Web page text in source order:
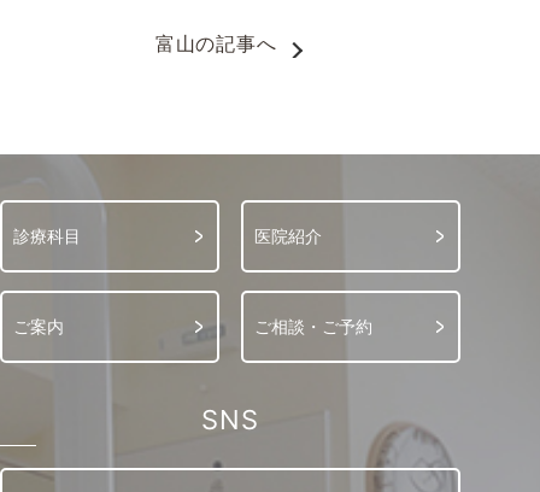
富山の記事へ
診療科目 医院紹介
ご案内 ご相談・ご予約
SNS